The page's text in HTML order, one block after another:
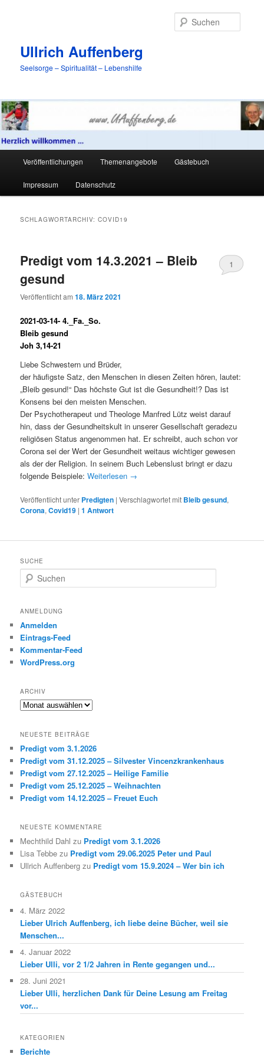
Ullrich Auffenberg
Seelsorge – Spiritualität – Lebenshilfe
Veröffentlichungen Themenangebote Gästebuch
Impressum Datenschutz
SCHLAGWORTARCHIV:COVID19
Predigt vom 14.3.2021 – Bleib
gesund
Veröffentlicht am18. März 2021
1
2021-03-14- 4._Fa._So.
Bleib gesund
Joh 3,14-21
Liebe Schwestern und Brüder,
der häufigste Satz, den Menschen in diesen Zeiten hören, lautet:
„Bleib gesund!“ Das höchste Gut ist die Gesundheit!? Das ist
Konsens bei den meisten Menschen.
Der Psychotherapeut und Theologe Manfred Lütz weist darauf
hin, dass der Gesundheitskult in unserer Gesellschaft geradezu
religiösen Status angenommen hat. Er schreibt, auch schon vor
Corona sei der Wert der Gesundheit weitaus wichtiger gewesen
als der der Religion. In seinem Buch Lebenslust bringt er dazu
folgende Beispiele:Weiterlesen →
Veröffentlicht unter Predigten |Verschlagwortet mit Bleib gesund,
Corona,Covid19 |1 Antwort
SUCHE
u
h
n
ANMELDUNG
Anmelden
Eintrags-Feed
Kommentar-Feed
WordPress.org
ARCHIV
Archiv
NEUESTE BEITRÄGE
Predigt vom 3.1.2026
Predigt vom 31.12.2025 – Silvester Vincenzkrankenhaus
Predigt vom 27.12.2025 – Heilige Familie
Predigt vom 25.12.2025 – Weihnachten
Predigt vom 14.12.2025 – Freuet Euch
NEUESTE KOMMENTARE
Mechthild Dahl zu Predigt vom 3.1.2026
Lisa Tebbe zu Predigt vom 29.06.2025 Peter und Paul
Ullrich Auffenberg zu Predigt vom 15.9.2024 – Wer bin ich
GÄSTEBUCH
4. März 2022
Lieber Ulrich Auffenberg, ich liebe deine Bücher, weil sie
Menschen...
4. Januar 2022
Lieber Ulli, vor 2 1/2 Jahren in Rente gegangen und...
28. Juni 2021
Lieber Ulli, herzlichen Dank für Deine Lesung am Freitag
vor...
KATEGORIEN
Berichte